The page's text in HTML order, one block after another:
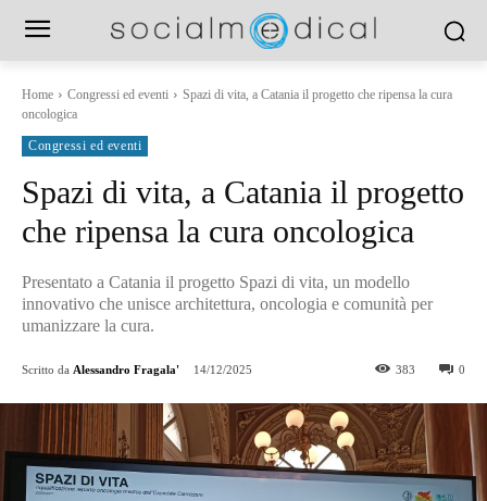
Home Congressi ed eventi
Spazi di vita, a Catania il progetto che ripensa la cura
oncologica
Congressi ed eventi
Spazi di vita, a Catania il progetto
che ripensa la cura oncologica
Presentato a Catania il progetto Spazi di vita, un modello
innovativo che unisce architettura, oncologia e comunità per
umanizzare la cura.
Scritto da Alessandro Fragala' 14/12/2025 0
383